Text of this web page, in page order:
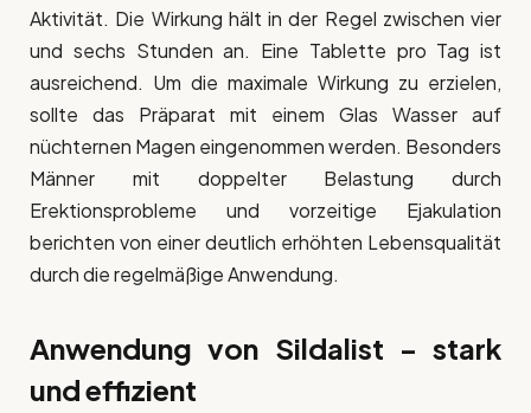
Aktivität. Die Wirkung hält in der Regel zwischen vier
und sechs Stunden an. Eine Tablette pro Tag ist
ausreichend. Um die maximale Wirkung zu erzielen,
sollte das Präparat mit einem Glas Wasser auf
nüchternen Magen eingenommen werden. Besonders
Männer mit doppelter Belastung durch
Erektionsprobleme und vorzeitige Ejakulation
berichten von einer deutlich erhöhten Lebensqualität
durch die regelmäßige Anwendung.
Anwendung von Sildalist – stark
und effizient